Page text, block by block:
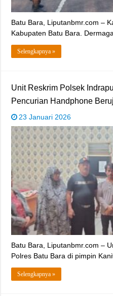
Batu Bara, Liputanbmr.com –
Kabupaten Batu Bara.
Selengkapnya »
‎Unit Reskrim Polsek
Pencurian Handphone
23 Januari 2026
‎Batu Bara, Liputanbmr.com –
Polres Batu Bara di pimpin
Selengkapnya »